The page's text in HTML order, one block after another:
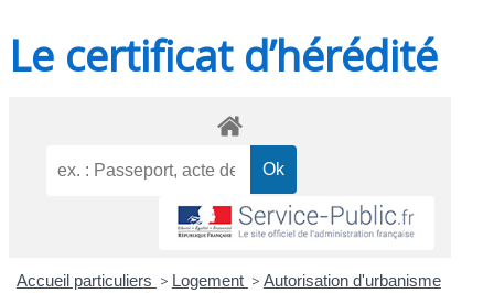
Le certificat d’hérédité
Accueil particuliers > Logement > Autorisation d'urbanisme